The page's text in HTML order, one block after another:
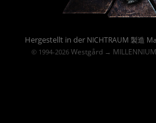
Hergestellt in der NICHTRAUM 製造
© 1994-2026 Westgård→